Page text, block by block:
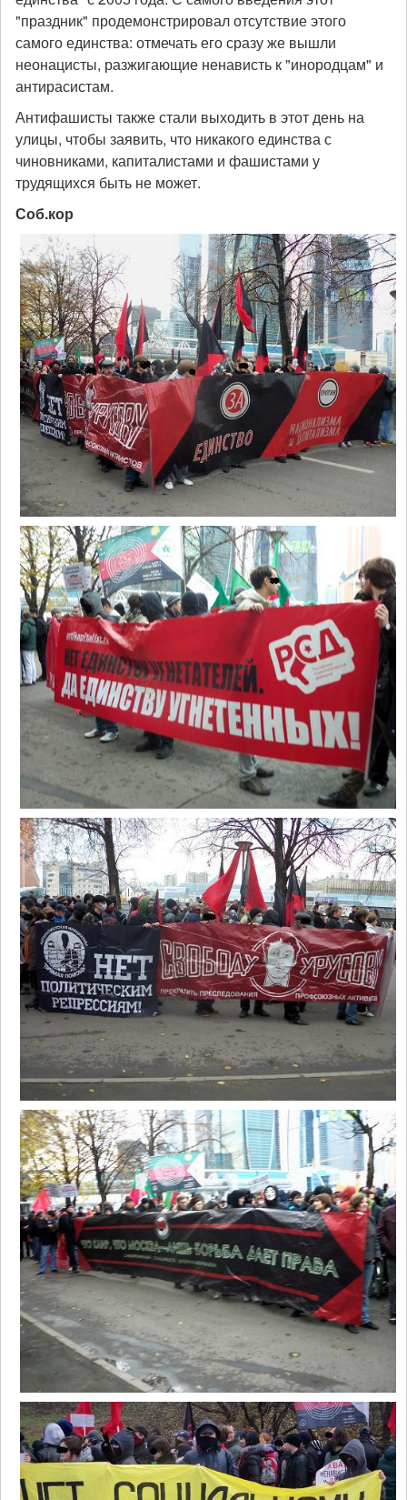
"праздник" продемонстрировал отсутствие этого
самого единства: отмечать его сразу же вышли
неонацисты, разжигающие ненависть к "инородцам" и
антирасистам.
Антифашисты также стали выходить в этот день на
улицы, чтобы заявить, что никакого единства с
чиновниками, капиталистами и фашистами у
трудящихся быть не может.
Соб.кор